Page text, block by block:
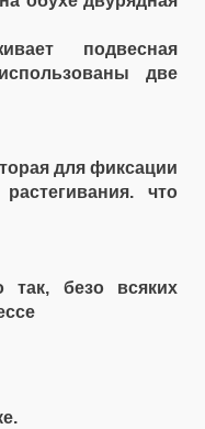
подвесная
две
для фиксации
что
так, безо всяких